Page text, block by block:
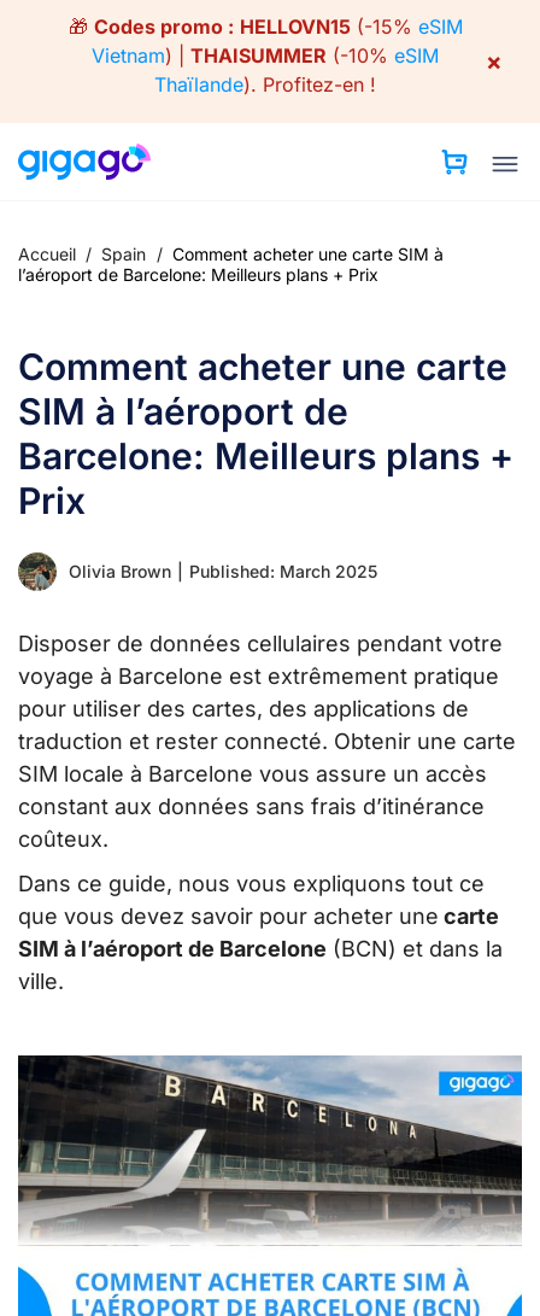
🎁 Codes promo : HELLOVN15(-15% eSIM
Vietnam) | THAISUMMER (-10% eSIM
Thaïlande). Profitez-en !
×
Accueil / Spain / Comment acheter une carte SIM à
l’aéroport de Barcelone: Meilleurs plans + Prix
Comment acheter une carte
SIM à l’aéroport de
Barcelone: Meilleurs plans +
Prix
Olivia Brown Published: March 2025
Disposer de données cellulaires pendant votre
voyage à Barcelone est extrêmement pratique
pour utiliser des cartes, des applications de
traduction et rester connecté. Obtenir une carte
SIM locale à Barcelone vous assure un accès
constant aux données sans frais d’itinérance
coûteux.
Dans ce guide, nous vous expliquons tout ce
que vous devez savoir pour acheter une carte
SIM à l’aéroport de Barcelone (BCN) et dans la
ville.